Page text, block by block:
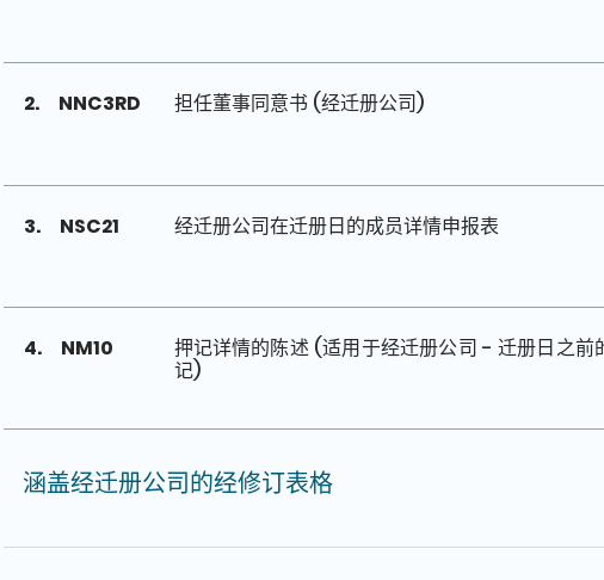
2. NNC3RD 担任董事同意书 (经迁册公司)
3. NSC21 经迁册公司在迁册日的成员详情申报表
4. NM10
押记详情的陈述 (适用于经迁册公司 - 迁册日之前
记)
涵盖经迁册公司的经修订表格